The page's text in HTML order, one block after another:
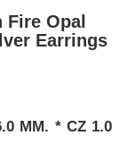
Fire Opal
Earrings
MM. * CZ 1.0